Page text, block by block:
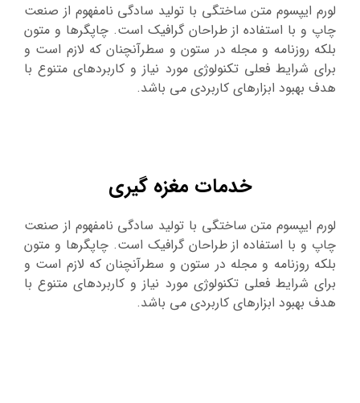
لورم ایپسوم متن ساختگی با تولید سادگی نامفهوم از صنعت
چاپ و با استفاده از طراحان گرافیک است. چاپگرها و متون
بلکه روزنامه و مجله در ستون و سطرآنچنان که لازم است و
برای شرایط فعلی تکنولوژی مورد نیاز و کاربردهای متنوع با
هدف بهبود ابزارهای کاربردی می باشد.
خدمات مغزه گیری
لورم ایپسوم متن ساختگی با تولید سادگی نامفهوم از صنعت
چاپ و با استفاده از طراحان گرافیک است. چاپگرها و متون
بلکه روزنامه و مجله در ستون و سطرآنچنان که لازم است و
برای شرایط فعلی تکنولوژی مورد نیاز و کاربردهای متنوع با
هدف بهبود ابزارهای کاربردی می باشد.